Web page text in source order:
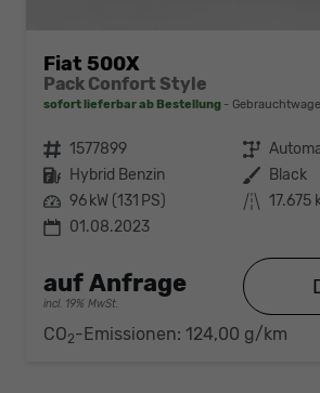
Fiat 500X
Pack Confort Style
sofort lieferbar ab Bestellung
Fahrzeugnr. 1577899 Getriebe
Kraftstoff Hybrid Benzin Außenfarbe Black
Leistung 96 kW (131 PS) Kilometerstand 17.675
01.08.2023
auf Anfrage
incl. 19% MwSt.
CO2-Emissionen: 124,00 g/km